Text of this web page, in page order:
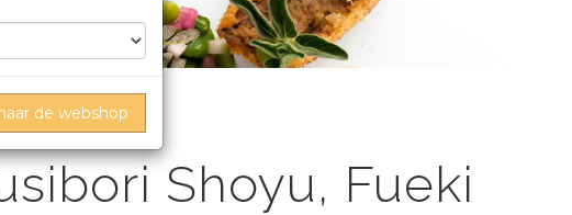
Shoyu, Fueki
de webshop